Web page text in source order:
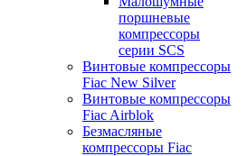
поршневые
компрессоры
серии SCS
Винтовые компрессоры
Fiac New Silver
Винтовые компрессоры
Fiac Airblok
Безмасляные
компрессоры Fiac